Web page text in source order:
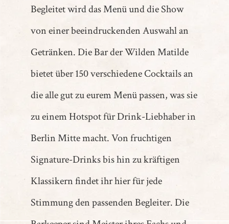
Begleitet wird das Menü und die Show
von einer beeindruckenden Auswahl an
Getränken. Die Bar der Wilden Matilde
bietet über 150 verschiedene Cocktails an
die alle gut zu eurem Menü passen, was sie
zu einem Hotspot für Drink-Liebhaber in
Berlin Mitte macht. Von fruchtigen
Signature-Drinks bis hin zu kräftigen
Klassikern findet ihr hier für jede
Stimmung den passenden Begleiter. Die